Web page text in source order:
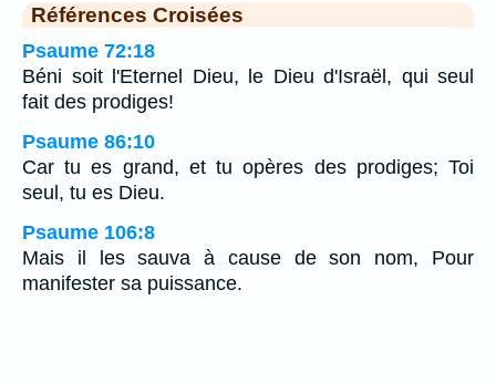
Références Croisées
Psaume 72:18
Béni soit l'Eternel Dieu, le Dieu d'Israël, qui seul
fait des prodiges!
Psaume 86:10
Car tu es grand, et tu opères des prodiges; Toi
seul, tu es Dieu.
Psaume 106:8
Mais il les sauva à cause de son nom, Pour
manifester sa puissance.